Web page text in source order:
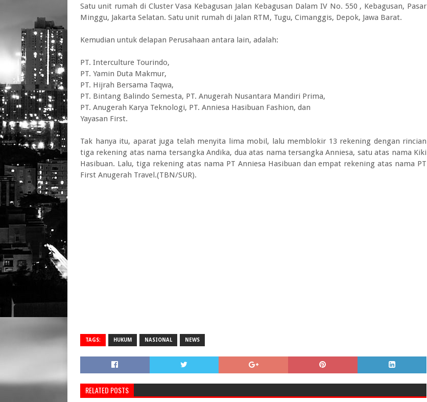
Satu unit rumah di Cluster Vasa Kebagusan Jalan Kebagusan Dalam IV No. 550 , Kebagusan, Pasar
Minggu, Jakarta Selatan. Satu unit rumah di Jalan RTM, Tugu, Cimanggis, Depok, Jawa Barat.
Kemudian untuk delapan Perusahaan antara lain, adalah:
PT. Interculture Tourindo,
PT. Yamin Duta Makmur,
PT. Hijrah Bersama Taqwa,
PT. Bintang Balindo Semesta, PT. Anugerah Nusantara Mandiri Prima,
PT. Anugerah Karya Teknologi, PT. Anniesa Hasibuan Fashion, dan
Yayasan First.
Tak hanya itu, aparat juga telah menyita lima mobil, lalu memblokir 13 rekening dengan rincian
tiga rekening atas nama tersangka Andika, dua atas nama tersangka Anniesa, satu atas nama Kiki
Hasibuan. Lalu, tiga rekening atas nama PT Anniesa Hasibuan dan empat rekening atas nama PT
First Anugerah Travel.(TBN/SUR).
TAGS: HUKUM NASIONAL NEWS
RELATED POSTS